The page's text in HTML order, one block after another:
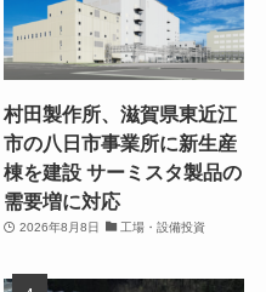
村田製作所、滋賀県東近江
市の八日市事業所に新生産
棟を建設 サーミスタ製品の
需要増に対応
2026年8月8日 工場・設備投資